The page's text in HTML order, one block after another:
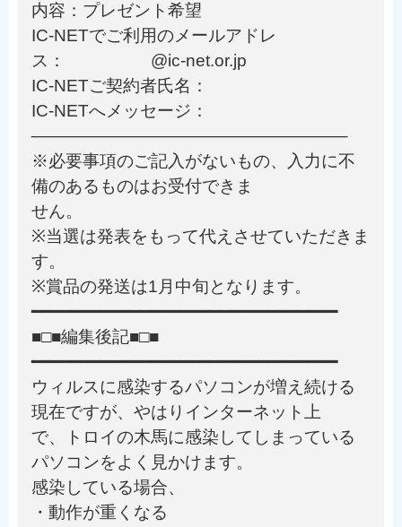
内容：プレゼント希望
IC-NETでご利用のメールアドレ
ス： @ic-net.or.jp
IC-NETご契約者氏名：
IC-NETへメッセージ：
——————————————————–
※必要事項のご記入がないもの、入力に不
備のあるものはお受付できま
せん。
※当選は発表をもって代えさせていただきま
す。
※賞品の発送は1月中旬となります。
━━━━━━━━━━━━━━━━━━━━━━━━━━━━━━━
■□■編集後記■□■
━━━━━━━━━━━━━━━━━━━━━━━━━━━━━━━
ウィルスに感染するパソコンが増え続ける
現在ですが、やはりインターネット上
で、トロイの木馬に感染してしまっている
パソコンをよく見かけます。
感染している場合、
・動作が重くなる